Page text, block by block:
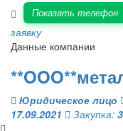
Показать телефон
заявку
Данные компании
Юридическое лицо
17.09.2021
Закупка: 3